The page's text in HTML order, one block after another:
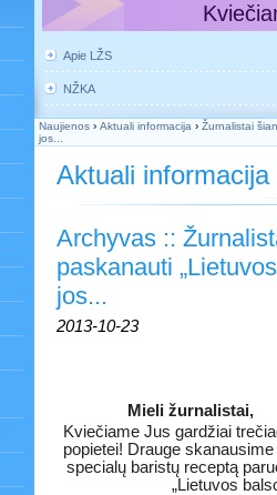
Apie LŽS
NŽKA
Naujienos › Aktuali informacija › Žurnalistai
jos...
Aktuali informacija
Archyvas ::
paskanauti
jos...
2013-10-23
Mieli žurnalistai,
Kviečiame Jus gardžiai
popietei! Drauge skanausime
specialų baristų receptą
„Lietuvos